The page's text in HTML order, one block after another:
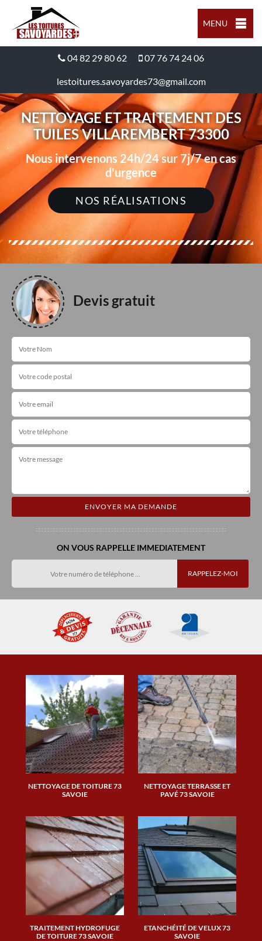
MENU
04 82 29 80 62 07 76 74 24 06
lestoitures.savoyardes73@gmail.com
NETTOYAGE ET TRAITEMENT DES
TUILES VILLAREMBERT 73300
Nous intervenons 24h/24 sur 7j/7 en cas
d'urgence
NOS RÉALISATIONS
Devis gratuit
ON VOUS RAPPELLE IMMEDIATEMENT
NETTOYAGE DE TOITURE 73
SAVOIE
NETTOYAGE TERRASSE ET
PAVÉ 73 SAVOIE
TRAITEMENT HYDROFUGE
DE TOITURE 73 SAVOIE
ETANCHÉITÉ DE VELUX 73
SAVOIE